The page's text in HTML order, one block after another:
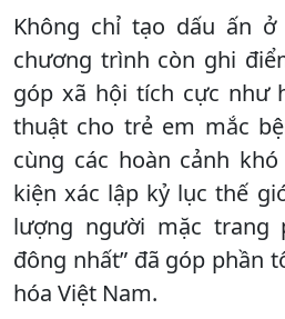
Không chỉ tạo dấu ấn
chương trình còn ghi
góp xã hội tích cực như
thuật cho trẻ em mắc
cùng các hoàn cảnh
kiện xác lập kỷ lục thế
lượng người mặc trang
đông nhất” đã góp phần
hóa Việt Nam.